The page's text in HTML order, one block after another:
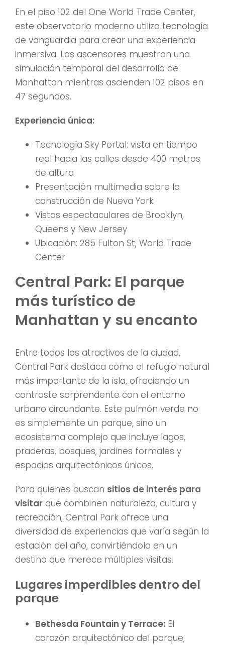
En el piso 102 del One World Trade Center,
este observatorio moderno utiliza tecnología
de vanguardia para crear una experiencia
inmersiva. Los ascensores muestran una
simulación temporal del desarrollo de
Manhattan mientras ascienden 102 pisos en
47 segundos.
Experiencia única:
Tecnología Sky Portal: vista en tiempo
real hacia las calles desde 400 metros
de altura
Presentación multimedia sobre la
construcción de Nueva York
Vistas espectaculares de Brooklyn,
Queens y New Jersey
Ubicación: 285 Fulton St, World Trade
Center
Central Park: El parque
más turístico de
Manhattan y su encanto
Entre todos los atractivos de la ciudad,
Central Park destaca como el refugio natural
más importante de la isla, ofreciendo un
contraste sorprendente con el entorno
urbano circundante. Este pulmón verde no
es simplemente un parque, sino un
ecosistema complejo que incluye lagos,
praderas, bosques, jardines formales y
espacios arquitectónicos únicos.
Para quienes buscan sitios de interés para
visitar que combinen naturaleza, cultura y
recreación, Central Park ofrece una
diversidad de experiencias que varía según la
estación del año, convirtiéndolo en un
destino que merece múltiples visitas.
Lugares imperdibles dentro del
parque
Bethesda Fountain y Terrace: El
corazón arquitectónico del parque,